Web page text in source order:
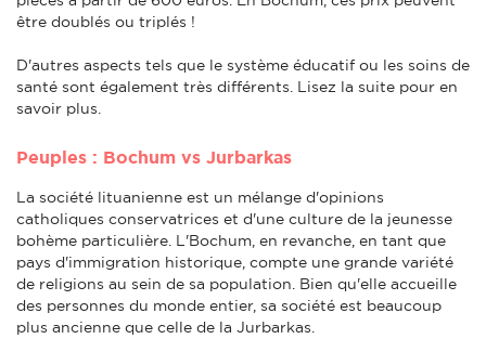
être doublés ou triplés !
D'autres aspects tels que le système éducatif ou les soins de
santé sont également très différents. Lisez la suite pour en
savoir plus.
Peuples : Bochum vs Jurbarkas
La société lituanienne est un mélange d'opinions
catholiques conservatrices et d'une culture de la jeunesse
bohème particulière. L'Bochum, en revanche, en tant que
pays d'immigration historique, compte une grande variété
de religions au sein de sa population. Bien qu'elle accueille
des personnes du monde entier, sa société est beaucoup
plus ancienne que celle de la Jurbarkas.